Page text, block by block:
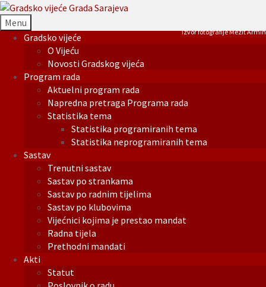
Menu
Gradsko vijeće
O Vijeću
Novosti Gradskog vijeća
Program rada
Aktuelni program rada
Napredna pretraga Programa rada
Statistika tema
Statistika programiranih tema
Statistika neprogramiranih tema
Sastav
Trenutni sastav
Sastav po strankama
Sastav po radnim tijelima
Sastav po klubovima
Vijećnici kojima je prestao mandat
Radna tijela
Prethodni mandati
Akti
Statut
Izvor fotografije Mezit Armin